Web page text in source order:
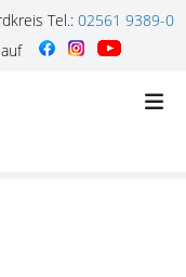
Tel.: 02561 9389-0